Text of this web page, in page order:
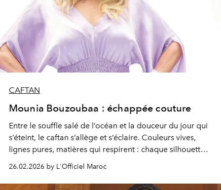
CAFTAN
Mounia Bouzoubaa : échappée couture
Entre le souffle salé de l’océan et la douceur du jour qui
s’éteint, le caftan s’allège et s’éclaire. Couleurs vives,
lignes pures, matières qui respirent : chaque silhouette
devient une escapade, un moment suspendu entre terre,
mer et ciel. Quand la nuit approche, la féminité se révèle
autrement, plus profonde, plus libre, portée par la
26.02.2026 by L'Officiel Maroc